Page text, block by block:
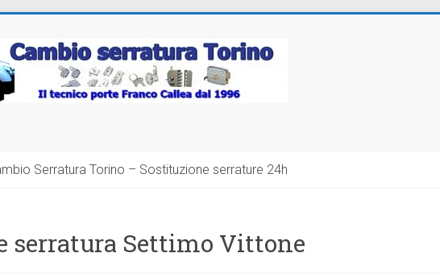
Serratura Torino – Sostituzione serrature 24h
serratura Settimo Vittone